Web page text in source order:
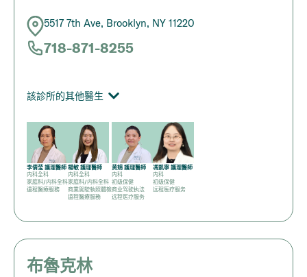
5517 7th Ave, Brooklyn, NY 11220
718-871-8255
該診所的其他醫生
李倩莹 護理醫師
内科全科
家庭科/内科全科
遠程醫療服務
楊敏 護理醫師
内科全科
家庭科/内科全科
商業駕駛執照體檢
遠程醫療服務
黄娟 護理醫師
内科
初级保健
商业驾驶执法
远程医疗服务
馮凱寧 護理醫師
内科
初级保健
远程医疗服务
布魯克林